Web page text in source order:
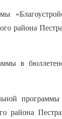
района
в
района